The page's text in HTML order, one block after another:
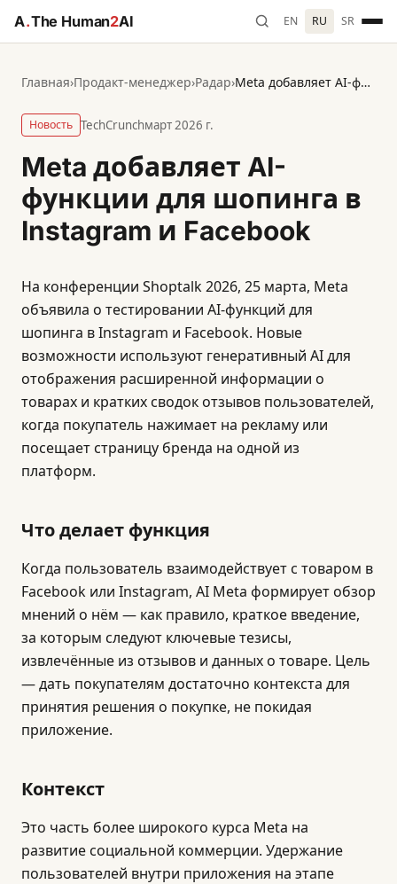
A.The Human2AI EN RU SR
Главная›Продакт-менеджер›Радар› Meta добавляет AI-функции для шопинга в Instagram и Facebook
Новость TechCrunchмарт 2026 г.
Meta добавляет AI-
функции для шопинга в
Instagram и Facebook
На конференции Shoptalk 2026, 25 марта, Meta
объявила о тестировании AI-функций для
шопинга в Instagram и Facebook. Новые
возможности используют генеративный AI для
отображения расширенной информации о
товарах и кратких сводок отзывов пользователей,
когда покупатель нажимает на рекламу или
посещает страницу бренда на одной из
платформ.
Что делает функция
Когда пользователь взаимодействует с товаром в
Facebook или Instagram, AI Meta формирует обзор
мнений о нём — как правило, краткое введение,
за которым следуют ключевые тезисы,
извлечённые из отзывов и данных о товаре. Цель
— дать покупателям достаточно контекста для
принятия решения о покупке, не покидая
приложение.
Контекст
Это часть более широкого курса Meta на
развитие социальной коммерции. Удержание
пользователей внутри приложения на этапе